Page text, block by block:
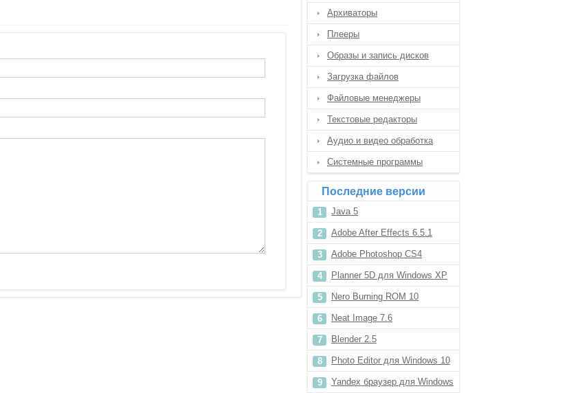
Архиваторы
Плееры
Образы и запись дисков
Загрузка файлов
Файловые менеджеры
Текстовые редакторы
Аудио и видео обработка
Системные программы
Последние версии
Java 5
Adobe After Effects 6.5.1
Adobe Photoshop CS4
Planner 5D для Windows XP
Nero Burning ROM 10
Neat Image 7.6
Blender 2.5
Photo Editor для Windows 10
Yandex браузер для Windows